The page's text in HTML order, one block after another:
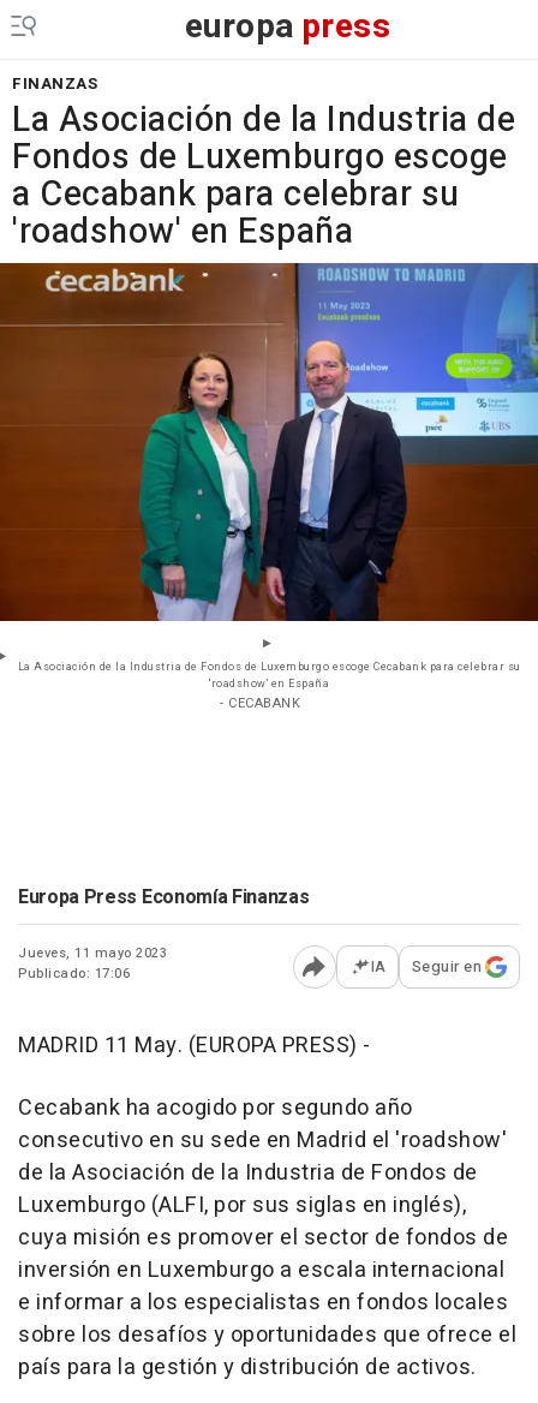
europa press
FINANZAS
La Asociación de la Industria de
Fondos de Luxemburgo escoge
a Cecabank para celebrar su
'roadshow' en España
La Asociación de la Industria de Fondos de Luxemburgo escoge Cecabank para celebrar su
'roadshow' en España
- CECABANK
Europa Press Economía Finanzas
Jueves, 11 mayo 2023
Publicado: 17:06
Abrir opciones para
IA Seguir en
MADRID 11 May. (EUROPA PRESS) -
Cecabank ha acogido por segundo año
consecutivo en su sede en Madrid el 'roadshow'
de la Asociación de la Industria de Fondos de
Luxemburgo (ALFI, por sus siglas en inglés),
cuya misión es promover el sector de fondos de
inversión en Luxemburgo a escala internacional
e informar a los especialistas en fondos locales
sobre los desafíos y oportunidades que ofrece el
país para la gestión y distribución de activos.